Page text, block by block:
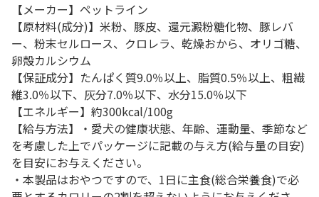
【メーカー】ペットライン
【原材料(成分)】米粉、豚皮、還元澱粉糖化物、豚レバ
ー、粉末セルロース、クロレラ、乾燥おから、オリゴ糖、
卵殻カルシウム
【保証成分】たんぱく質9.0％以上、脂質0.5％以上、粗繊
維3.0％以下、灰分7.0％以下、水分15.0％以下
【エネルギー】約300kcal/100g
【給与方法】・愛犬の健康状態、年齢、運動量、季節など
を考慮した上でパッケージに記載の与え方(給与量の目安)
を目安にお与えください。
・本製品はおやつですので、1日に主食(総合栄養食)で必